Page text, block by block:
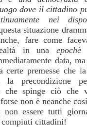
dove il cittadino
nei
situazione
fare come
in una epochè
data,
certe premesse che
precondizione
che spinge ciò che
non è neanche
essere tutti
cittadini!